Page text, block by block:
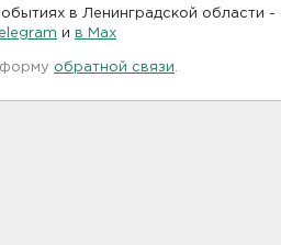
в Ленинградской области -
и в Maх
форму обратной связи